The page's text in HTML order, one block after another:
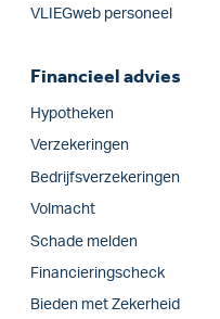
VLIEGweb personeel
Financieel advies
Hypotheken
Verzekeringen
Bedrijfs­verzekeringen
Volmacht
Schade melden
Financieringscheck
Bieden met Zekerheid